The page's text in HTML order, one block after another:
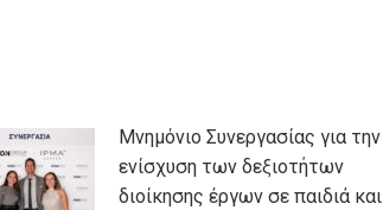
Μνημόνιο Συνεργασίας για την
ενίσχυση των δεξιοτήτων
διοίκησης έργων σε παιδιά και